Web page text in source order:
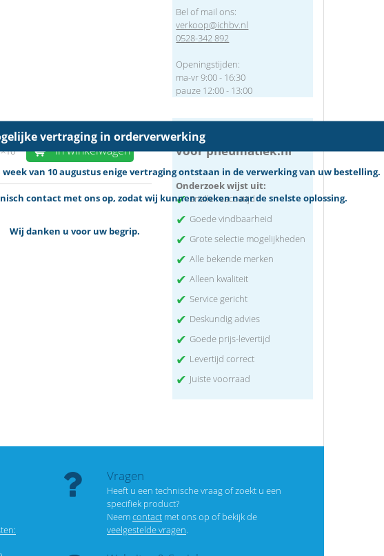
vertraging in orderverwerking
van 10 augustus enige vertraging ontstaan in de verwerking van uw bestelling.
contact met ons op, zodat wij kunnen zoeken naar de snelste oplossing.
Wij danken u voor uw begrip.
×10 in winkelwagen
Bel of mail ons:
verkoop@ichbv.nl
0528-342 892
Openingstijden:
ma-vr 9:00 - 16:30
pauze 12:00 - 13:00
Waarom kiest de klant
voor pneumatiek.nl
Onderzoek wijst uit:
✔ Snelle reactietijd
✔ Goede vindbaarheid
✔ Grote selectie mogelijkheden
✔ Alle bekende merken
✔ Alleen kwaliteit
✔ Service gericht
✔ Deskundig advies
✔ Goede prijs-levertijd
✔ Levertijd correct
✔ Juiste voorraad
Vragen
Heeft u een technische vraag of zoekt u een
specifiek product?
Neemcontact met ons op of bekijk de
veelgestelde vragen.